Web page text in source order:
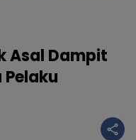
Asal Dampit